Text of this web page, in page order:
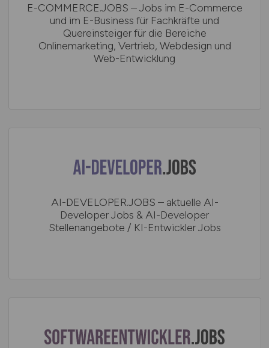
E-COMMERCE.JOBS – Jobs im E-Commerce
und im E-Business für Fachkräfte und
Quereinsteiger für die Bereiche
Onlinemarketing, Vertrieb, Webdesign und
Web-Entwicklung
AI-DEVELOPER.JOBS – aktuelle AI-
Developer Jobs & AI-Developer
Stellenangebote / KI-Entwickler Jobs